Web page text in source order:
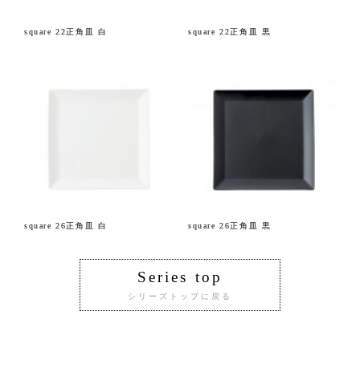
square 22正角皿 白 square 22正角皿 黒
square 26正角皿 白 square 26正角皿 黒
Series top
シリーズトップに戻る